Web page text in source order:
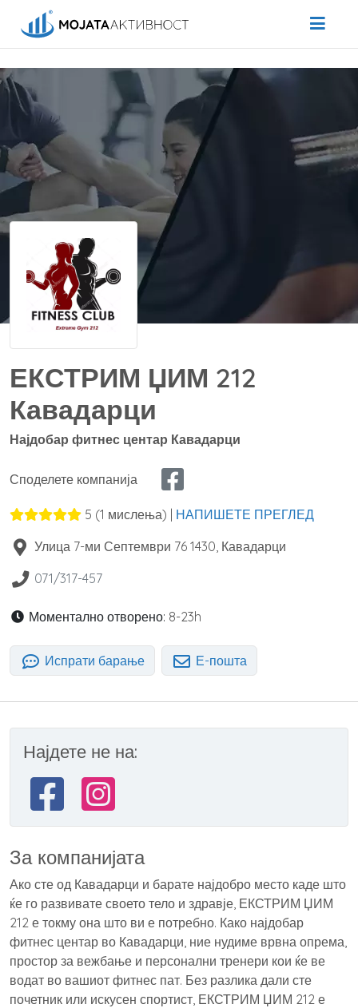
ЕКСТРИМ ЏИМ 212
Кавадарци
Најдобар фитнес центар Кавадарци
Споделете компанија
5 (1 мислења) | НАПИШЕТЕ ПРЕГЛЕД
Улица 7-ми Септември 76 1430 Кавадарци
071/317-457
Моментално отворено: 8-23h
Испрати барање Е-пошта
Најдете не на:
За компанијата
Ако сте од Кавадарци и барате најдобро место каде што
ќе го развивате своето тело и здравје, ЕКСТРИМ ЏИМ
212 е токму она што ви е потребно. Како најдобар
фитнес центар во Кавадарци, ние нудиме врвна опрема,
простор за вежбање и персонални тренери кои ќе ве
водат во вашиот фитнес пат. Без разлика дали сте
почетник или искусен спортист, ЕКСТРИМ ЏИМ 212 е